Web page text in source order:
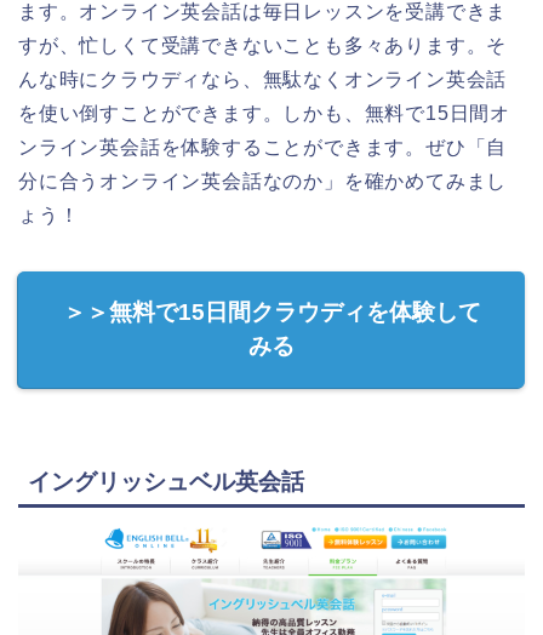
ます。オンライン英会話は毎日レッスンを受講できま
すが、忙しくて受講できないことも多々あります。そ
んな時にクラウディなら、無駄なくオンライン英会話
を使い倒すことができます。しかも、無料で15日間オ
ンライン英会話を体験することができます。ぜひ「自
分に合うオンライン英会話なのか」を確かめてみまし
ょう！
＞＞無料で15日間クラウディを体験して
みる
イングリッシュベル英会話